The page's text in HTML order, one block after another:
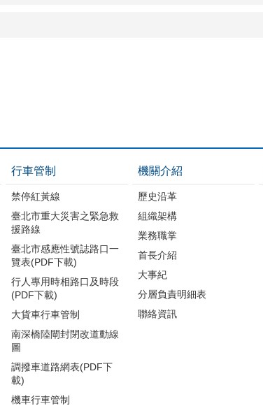
行車管制
禁停紅黃線
臺北市重大災害之緊急救
援路線
臺北市感應性號誌路口一
覽表(PDF下載)
行人專用時相路口及時段
(PDF下載)
大貨車行車管制
南深橋陸閘封閉改道動線
圖
調撥車道路網表(PDF下
載)
機車行車管制
機關介紹
歷史沿革
組織架構
業務職掌
首長介紹
大事紀
分層負責明細表
聯絡資訊